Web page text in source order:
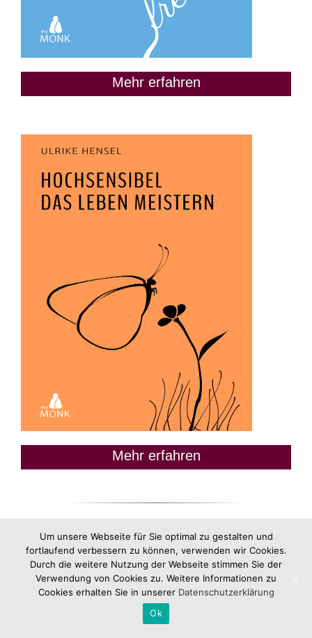
Mehr erfahren
Mehr erfahren
Um unsere Webseite für Sie optimal zu gestalten und
fortlaufend verbessern zu können, verwenden wir Cookies.
Durch die weitere Nutzung der Webseite stimmen Sie der
Verwendung von Cookies zu. Weitere Informationen zu
Cookies erhalten Sie in unserer Datenschutzerklärung
Ok